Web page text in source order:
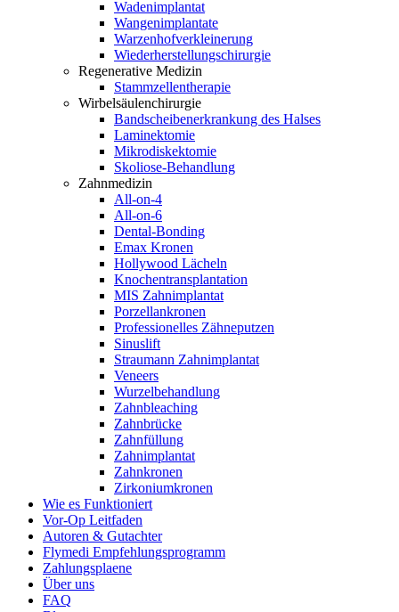
Wadenimplantat
Wangenimplantate
Warzenhofverkleinerung
Wiederherstellungschirurgie
Regenerative Medizin
Stammzellentherapie
Wirbelsäulenchirurgie
Bandscheibenerkrankung des Halses
Laminektomie
Mikrodiskektomie
Skoliose-Behandlung
Zahnmedizin
All-on-4
All-on-6
Dental-Bonding
Emax Kronen
Hollywood Lächeln
Knochentransplantation
MIS Zahnimplantat
Porzellankronen
Professionelles Zähneputzen
Sinuslift
Straumann Zahnimplantat
Veneers
Wurzelbehandlung
Zahnbleaching
Zahnbrücke
Zahnfüllung
Zahnimplantat
Zahnkronen
Zirkoniumkronen
Wie es Funktioniert
Vor-Op Leitfaden
Autoren & Gutachter
Flymedi Empfehlungsprogramm
Zahlungsplaene
Über uns
FAQ